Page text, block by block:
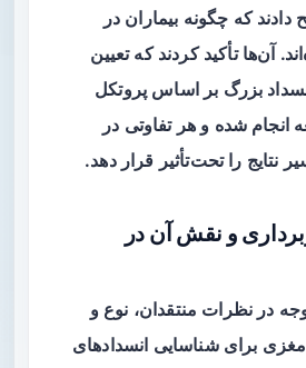
که چگونه بیماران در
آن‌ها تأکید کردند که تعیین
بزرگ بر اساس پروتکل
انجام شده و هر تفاوتی در
نتایج را تحت‌تأثیر قرار دهد.
و نقش آن در
در نظرات منتقدان، نوع و
برای شناسایی انسدادهای